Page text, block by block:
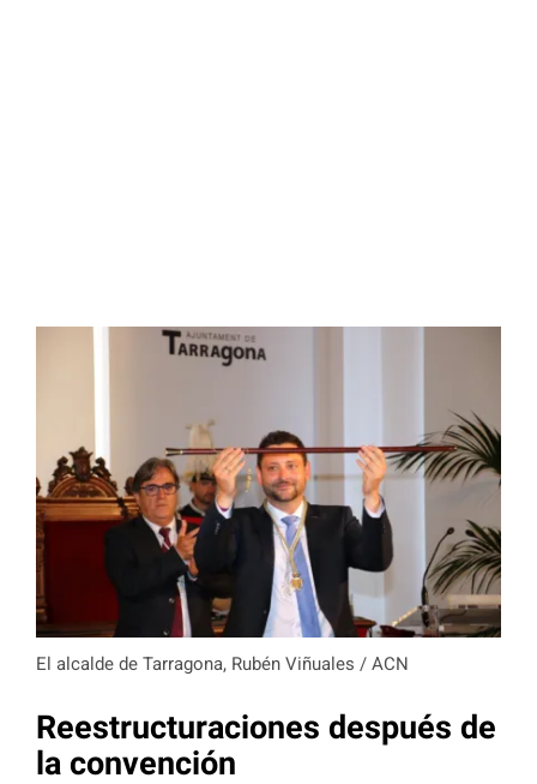
El alcalde de Tarragona, Rubén Viñuales / ACN
Reestructuraciones después de
la convención